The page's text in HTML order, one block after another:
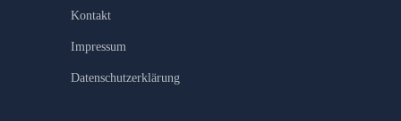
Kontakt
Impressum
Datenschutzerklärung